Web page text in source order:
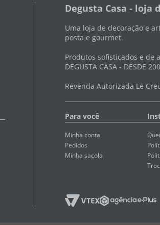
Degusta Casa - loja
Uma loja de decoração e
posta e gourmet.
Produtos sofisticados e de
DEGUSTA CASA - DESDE
Revenda Autorizada Le
Para você
Minha conta
Pedidos
Minha sacola